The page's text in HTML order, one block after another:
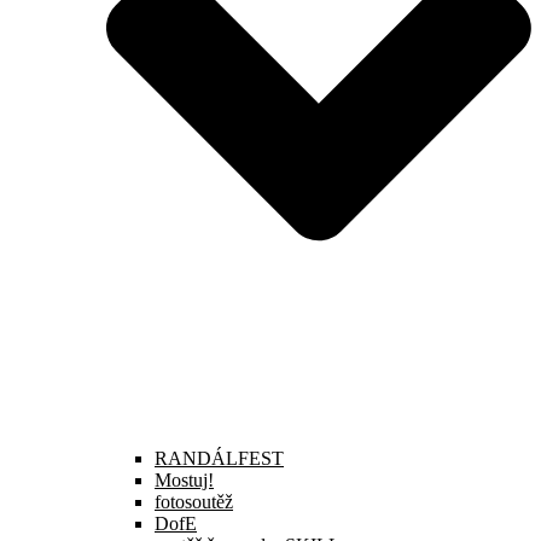
RANDÁLFEST
Mostuj!
fotosoutěž
DofE